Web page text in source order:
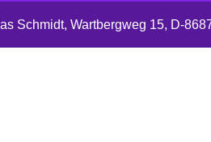
Schmidt, Wartbergweg 15, D-